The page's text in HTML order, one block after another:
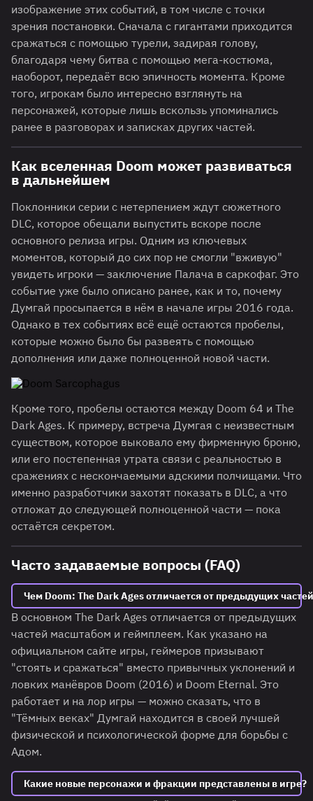
изображение этих событий, в том числе с точки
зрения постановки. Сначала с гигантами приходится
сражаться с помощью турели, задирая голову,
благодаря чему битва с помощью мега-костюма,
наоборот, передаёт всю эпичность момента. Кроме
того, игрокам было интересно взглянуть на
персонажей, которые лишь вскользь упоминались
ранее в разговорах и записках других частей.
Как вселенная Doom может развиваться
в дальнейшем
Поклонники серии с нетерпением ждут сюжетного
DLC, которое обещали выпустить вскоре после
основного релиза игры. Одним из ключевых
моментов, который до сих пор не смогли "вживую"
увидеть игроки — заключение Палача в саркофаг. Это
событие уже было описано ранее, как и то, почему
Думгай просыпается в нём в начале игры 2016 года.
Однако в тех событиях всё ещё остаются пробелы,
которые можно было бы развеять с помощью
дополнения или даже полноценной новой части.
Кроме того, пробелы остаются между Doom 64 и The
Dark Ages. К примеру, встреча Думгая с неизвестным
существом, которое выковало ему фирменную броню,
или его постепенная утрата связи с реальностью в
сражениях с нескончаемыми адскими полчищами. Что
именно разработчики захотят показать в DLC, а что
отложат до следующей полноценной части — пока
остаётся секретом.
Часто задаваемые вопросы (FAQ)
Чем Doom: The Dark Ages отличается от предыдущих
В основном The Dark Ages отличается от предыдущих
частей масштабом и геймплеем. Как указано на
официальном сайте игры, геймеров призывают
"стоять и сражаться" вместо привычных уклонений и
ловких манёвров Doom (2016) и Doom Eternal. Это
работает и на лор игры — можно сказать, что в
"Тёмных веках" Думгай находится в своей лучшей
физической и психологической форме для борьбы с
Адом.
Какие новые персонажи и фракции представлены в игре?